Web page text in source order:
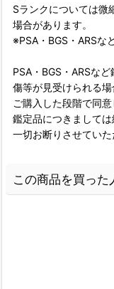
Sランクについては微
場合があります。
※PSA・BGS・ARSな
PSA・BGS・ARSな
傷等が見受けられる場
ご購入した段階で同意
鑑定品につきまして
一切お断りさせていた
この商品を買っ